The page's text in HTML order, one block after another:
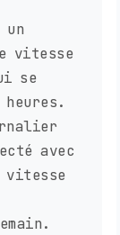
vitesse
se
avec
vitesse